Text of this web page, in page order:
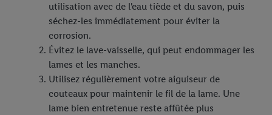
utilisation avec de l'eau tiède et du savon, puis
séchez-les immédiatement pour éviter la
corrosion.
Évitez le lave-vaisselle, qui peut endommager les
lames et les manches.
Utilisez régulièrement votre aiguiseur de
couteaux pour maintenir le fil de la lame. Une
lame bien entretenue reste affûtée plus